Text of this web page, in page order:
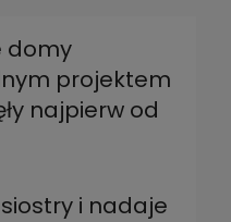
domy
projektem
najpierw od
i nadaje